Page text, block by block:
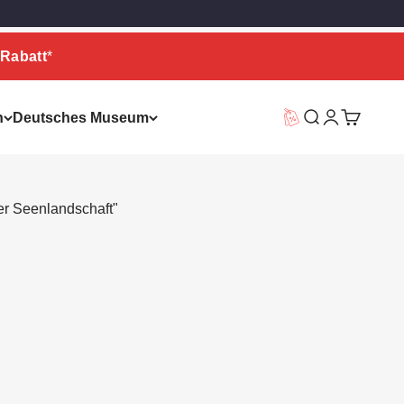
*
Deutsches Museum Vorteilswelt
Suche
Seenlandschaft"